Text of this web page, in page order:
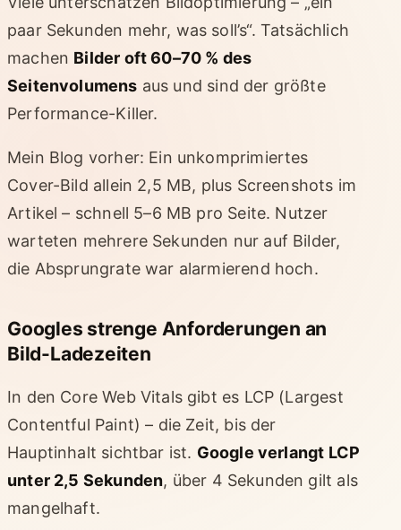
paar Sekunden mehr, was soll’s“. Tatsächlich
machen Bilder oft 60–70 % des
Seitenvolumens aus und sind der größte
Performance-Killer.
Mein Blog vorher: Ein unkomprimiertes
Cover-Bild allein 2,5 MB, plus Screenshots im
Artikel – schnell 5–6 MB pro Seite. Nutzer
warteten mehrere Sekunden nur auf Bilder,
die Absprungrate war alarmierend hoch.
Googles strenge Anforderungen an
Bild-Ladezeiten
In den Core Web Vitals gibt es LCP (Largest
Contentful Paint) – die Zeit, bis der
Hauptinhalt sichtbar ist. Google verlangt LCP
unter 2,5 Sekunden, über 4 Sekunden gilt als
mangelhaft.